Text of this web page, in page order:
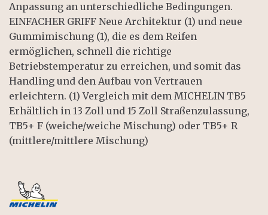
Anpassung an unterschiedliche Bedingungen.
EINFACHER GRIFF Neue Architektur (1) und neue
Gummimischung (1), die es dem Reifen
ermöglichen, schnell die richtige
Betriebstemperatur zu erreichen, und somit das
Handling und den Aufbau von Vertrauen
erleichtern. (1) Vergleich mit dem MICHELIN TB5
Erhältlich in 13 Zoll und 15 Zoll Straßenzulassung,
TB5+ F (weiche/weiche Mischung) oder TB5+ R
(mittlere/mittlere Mischung)